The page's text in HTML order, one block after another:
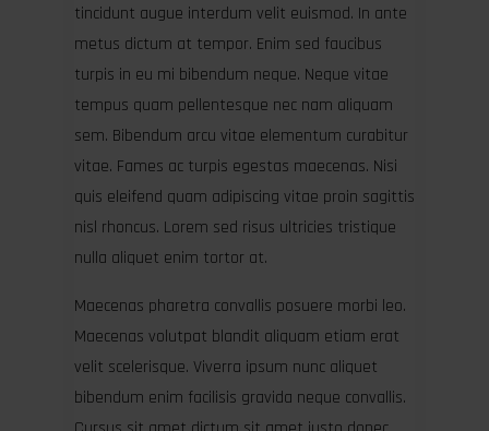
tincidunt augue interdum velit euismod. In ante
metus dictum at tempor. Enim sed faucibus
turpis in eu mi bibendum neque. Neque vitae
tempus quam pellentesque nec nam aliquam
sem. Bibendum arcu vitae elementum curabitur
vitae. Fames ac turpis egestas maecenas. Nisi
quis eleifend quam adipiscing vitae proin sagittis
nisl rhoncus. Lorem sed risus ultricies tristique
nulla aliquet enim tortor at.
Maecenas pharetra convallis posuere morbi leo.
Maecenas volutpat blandit aliquam etiam erat
velit scelerisque. Viverra ipsum nunc aliquet
bibendum enim facilisis gravida neque convallis.